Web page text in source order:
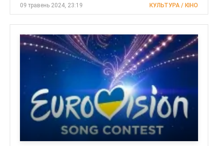
09 травень 2024, 23:19 КУЛЬТУРА / КІНО